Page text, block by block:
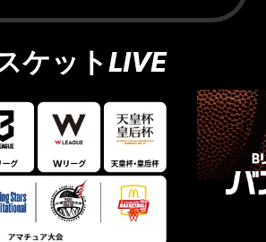
ケットLIVE